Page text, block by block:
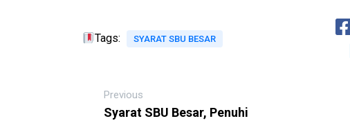
Tags: SYARAT SBU BESAR
Previous
Syarat SBU Besar, Penuhi